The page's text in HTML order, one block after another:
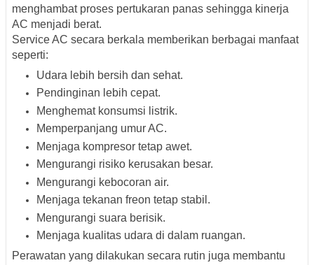
menghambat proses pertukaran panas sehingga kinerja
AC menjadi berat.
Service AC secara berkala memberikan berbagai manfaat
seperti:
Udara lebih bersih dan sehat.
Pendinginan lebih cepat.
Menghemat konsumsi listrik.
Memperpanjang umur AC.
Menjaga kompresor tetap awet.
Mengurangi risiko kerusakan besar.
Mengurangi kebocoran air.
Menjaga tekanan freon tetap stabil.
Mengurangi suara berisik.
Menjaga kualitas udara di dalam ruangan.
Perawatan yang dilakukan secara rutin juga membantu